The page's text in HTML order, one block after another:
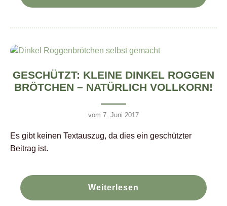
GESCHÜTZT: KLEINE DINKEL ROGGEN
BRÖTCHEN – NATÜRLICH VOLLKORN!
vom 7. Juni 2017
Es gibt keinen Textauszug, da dies ein geschützter
Beitrag ist.
Weiterlesen